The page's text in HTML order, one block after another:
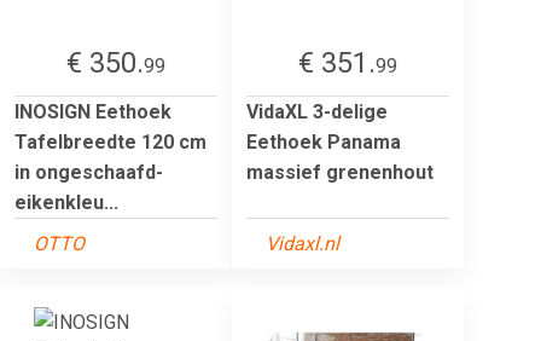
€ 350.99
INOSIGN Eethoek
Tafelbreedte 120 cm
in ongeschaafd-
eikenkleu...
OTTO
€ 351.99
VidaXL 3-delige
Eethoek Panama
massief grenenhout
Vidaxl.nl